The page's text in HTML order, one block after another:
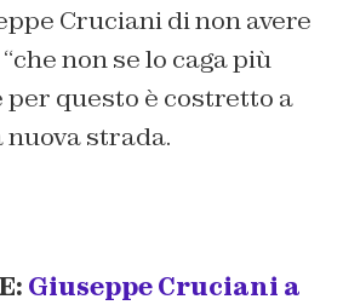
Cruciani di non avere
non se lo caga più
per questo è costretto a
strada.
Giuseppe Cruciani a